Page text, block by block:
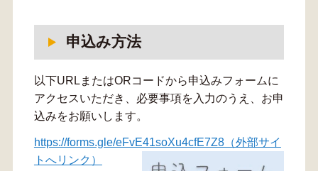
申込み方法
以下URLまたはORコードから申込みフォームに
アクセスいただき、必要事項を入力のうえ、お申
込みをお願いします。
https://forms.gle/eFvE41soXu4cfE7Z8（外部サイ
トへリンク）